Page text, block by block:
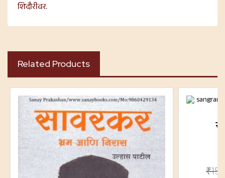
शिदौरीवर.
Related Products
₹